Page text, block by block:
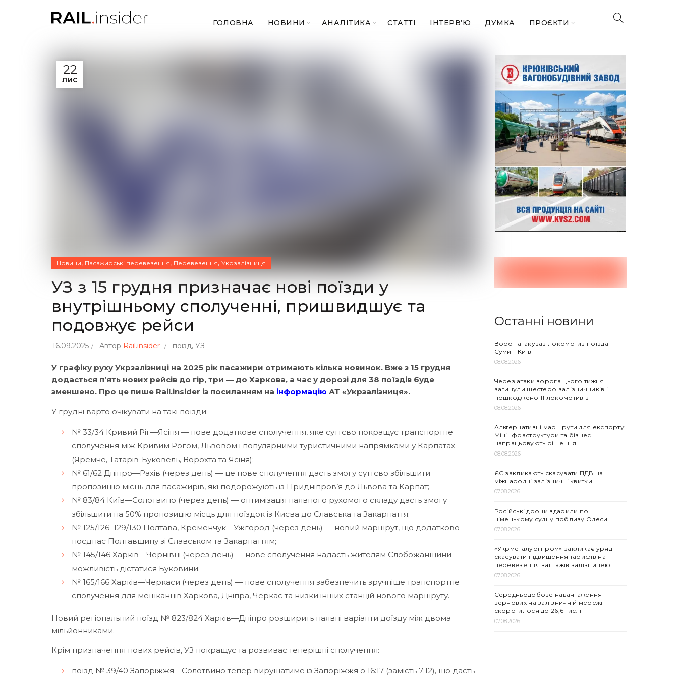
ГОЛОВНА НОВИНИ АНАЛІТИКА СТАТТІ ІНТЕРВ’Ю ДУМКА ПРОЄКТИ
22
ЛИС
Новини, Пасажирські перевезення, Перевезення, Укрзалізниця
УЗ з 15 грудня призначає нові поїзди у
внутрішньому сполученні, пришвидшує та
подовжує рейси
16.09.2025 Автор Rail.insider поїзд, УЗ
У графіку руху Укрзалізниці на 2025 рік пасажири отримають кілька новинок. Вже з 15 грудня
додасться п’ять нових рейсів до гір, три — до Харкова, а час у дорозі для 38 поїздів буде
зменшено. Про це пише Rail.insider із посиланням на інформацію АТ «Укрзалізниця».
У грудні варто очікувати на такі поїзди:
№ 33/34 Кривий Ріг—Ясіня — нове додаткове сполучення, яке суттєво покращує транспортне
сполучення між Кривим Рогом, Львовом і популярними туристичними напрямками у Карпатах
(Яремче, Татарів-Буковель, Ворохта та Ясіня);
№ 61/62 Дніпро—Рахів (через день) — це нове сполучення дасть змогу суттєво збільшити
пропозицію місць для пасажирів, які подорожують із Придніпров’я до Львова та Карпат;
№ 83/84 Київ—Солотвино (через день) — оптимізація наявного рухомого складу дасть змогу
збільшити на 50% пропозицію місць для поїздок із Києва до Славська та Закарпаття;
№ 125/126–129/130 Полтава, Кременчук—Ужгород (через день) — новий маршрут, що додатково
поєднає Полтавщину зі Славськом та Закарпаттям;
№ 145/146 Харків—Чернівці (через день) — нове сполучення надасть жителям Слобожанщини
можливість дістатися Буковини;
№ 165/166 Харків—Черкаси (через день) — нове сполучення забезпечить зручніше транспортне
сполучення для мешканців Харкова, Дніпра, Черкас та низки інших станцій нового маршруту.
Новий регіональний поїзд № 823/824 Харків—Дніпро розширить наявні варіанти доїзду між двома
мільйонниками.
Крім призначення нових рейсів, УЗ покращує та розвиває теперішні сполучення:
поїзд № 39/40 Запоріжжя—Солотвино тепер вирушатиме із Запоріжжя о 16:17 (замість 7:12), що дасть
Останні новини
Ворог атакував локомотив поїзда
Суми—Київ
08.08.2026
Через атаки ворога цього тижня
загинули шестеро залізничників і
пошкоджено 11 локомотивів
08.08.2026
Альтернативні маршрути для експорту:
Мінінфраструктури та бізнес
напрацьовують рішення
08.08.2026
ЄС закликають скасувати ПДВ на
міжнародні залізничні квитки
07.08.2026
Російські дрони вдарили по
німецькому судну поблизу Одеси
07.08.2026
«Укрметалургпром» закликає уряд
скасувати підвищення тарифів на
перевезення вантажів залізницею
07.08.2026
Середньодобове навантаження
зернових на залізничній мережі
скоротилося до 26,6 тис. т
07.08.2026